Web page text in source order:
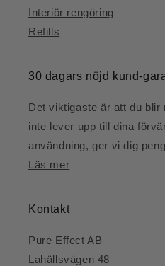
Interiör rengöring
Refills
30 dagars nöjd kund-
Det viktigaste är att du blir
inte lever upp till dina
användning, ger vi dig
Läs mer
Kontakt
Pure Effect AB
Lahällsvägen 48